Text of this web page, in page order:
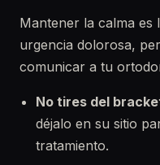
Mantener la calma es
urgencia dolorosa,
comunicar a tu
No tires del
déjalo en su sitio
tratamiento.